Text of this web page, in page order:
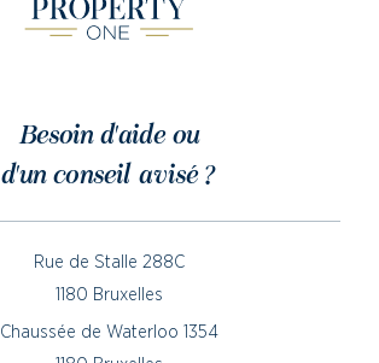
Besoin d'aide ou
d'un conseil avisé ?
Rue de Stalle 288C
1180 Bruxelles
Chaussée de Waterloo 1354